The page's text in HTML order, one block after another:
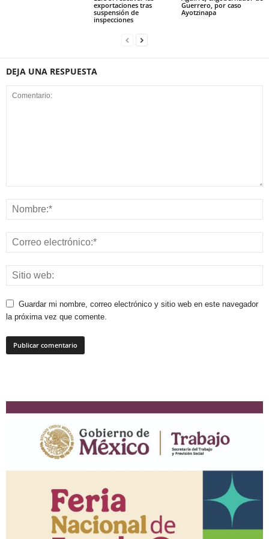
exportaciones tras
suspensión de
inspecciones
Guerrero, por caso
Ayotzinapa
DEJA UNA RESPUESTA
Guardar mi nombre, correo electrónico y sitio web en este navegador
la próxima vez que comente.